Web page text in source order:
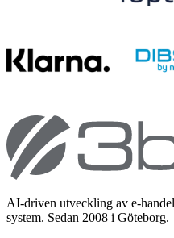
AI-driven utveckling av e-
system. Sedan 2008 i Göteborg.